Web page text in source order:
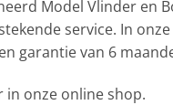
Model Vlinder en
service. In
garantie van 6
in onze online shop.